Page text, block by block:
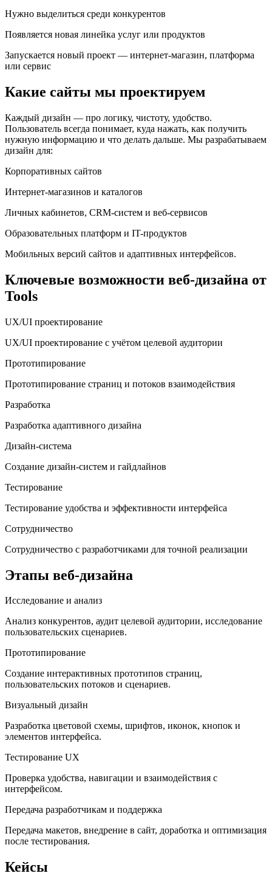
Нужно выделиться среди конкурентов
Появляется новая линейка услуг или продуктов
Запускается новый проект — интернет-магазин, платформа
или сервис
Какие сайты мы проектируем
Каждый дизайн — про логику, чистоту, удобство.
Пользователь всегда понимает, куда нажать, как получить
нужную информацию и что делать дальше. Мы разрабатываем
дизайн для:
Корпоративных сайтов
Интернет-магазинов и каталогов
Личных кабинетов, CRM-систем и веб-сервисов
Образовательных платформ и IT-продуктов
Мобильных версий сайтов и адаптивных интерфейсов.
Ключевые возможности веб-дизайна от
Tools
UX/UI проектирование
UX/UI проектирование с учётом целевой аудитории
Прототипирование
Прототипирование страниц и потоков взаимодействия
Разработка
Разработка адаптивного дизайна
Дизайн-система
Создание дизайн-систем и гайдлайнов
Тестирование
Тестирование удобства и эффективности интерфейса
Сотрудничество
Сотрудничество с разработчиками для точной реализации
Этапы веб-дизайна
Исследование и анализ
Анализ конкурентов, аудит целевой аудитории, исследование
пользовательских сценариев.
Прототипирование
Создание интерактивных прототипов страниц,
пользовательских потоков и сценариев.
Визуальный дизайн
Разработка цветовой схемы, шрифтов, иконок, кнопок и
элементов интерфейса.
Тестирование UX
Проверка удобства, навигации и взаимодействия с
интерфейсом.
Передача разработчикам и поддержка
Передача макетов, внедрение в сайт, доработка и оптимизация
после тестирования.
Кейсы